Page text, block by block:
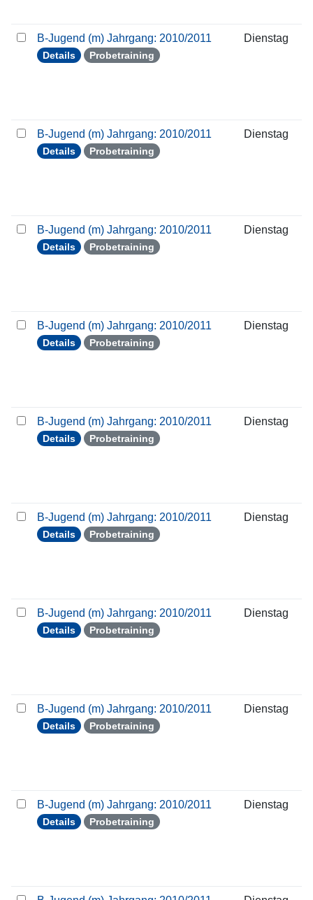
B-Jugend (m) Jahrgang: 2010/2011
Details Probetraining
Dienstag
B-Jugend (m) Jahrgang: 2010/2011
Details Probetraining
Dienstag
B-Jugend (m) Jahrgang: 2010/2011
Details Probetraining
Dienstag
B-Jugend (m) Jahrgang: 2010/2011
Details Probetraining
Dienstag
B-Jugend (m) Jahrgang: 2010/2011
Details Probetraining
Dienstag
B-Jugend (m) Jahrgang: 2010/2011
Details Probetraining
Dienstag
B-Jugend (m) Jahrgang: 2010/2011
Details Probetraining
Dienstag
B-Jugend (m) Jahrgang: 2010/2011
Details Probetraining
Dienstag
B-Jugend (m) Jahrgang: 2010/2011
Details Probetraining
Dienstag